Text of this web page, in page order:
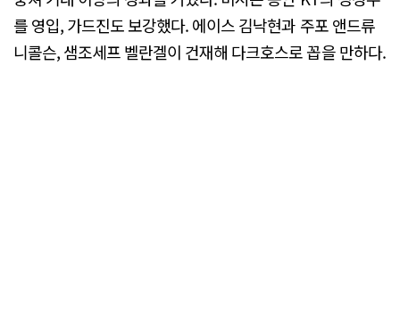
를 영입, 가드진도 보강했다. 에이스 김낙현과 주포 앤드류
니콜슨, 샘조세프 벨란겔이 건재해 다크호스로 꼽을 만하다.